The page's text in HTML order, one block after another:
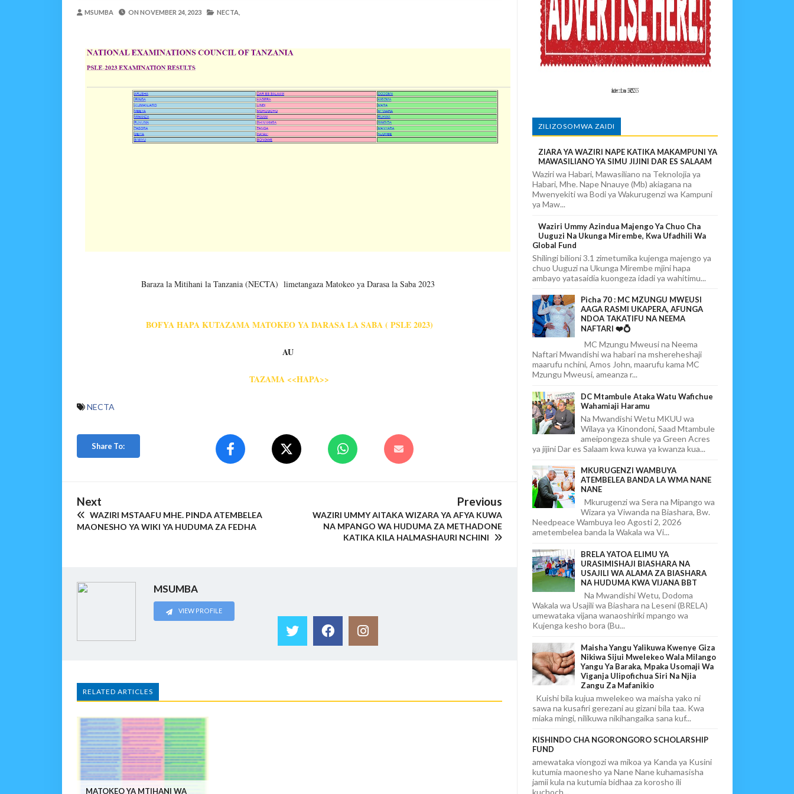
MRADI WA KITUO CHA KUONGEZA MSUKUMO WA MAFUTA (PS3) MULEBA WAFIKIA ASILIMIA 88
Alex Sonna-Aug 07 2026
LONDO AITAKA FCC KUWAFIKIA WANANCHI WENGI ZAIDI KUCHOCHEA THAMANI YA MAZAO
BOT YAZINDUA KIELELEZO CHA FAIDA REJEA YA DHAMANA ZA SERIKALI KUBORESHA UWEKEZAJI
OSCAR ASSENGA-Aug 07 2026
TBS YASISITIZA UBORA WA BIDHAA KUWA CHACHU YA BIASHARA NA ULINZI WA MLAJI
Alex Sonna-Aug 07 2026
MSUMBA ON NOVEMBER 24, 2023 NECTA,
Baraza la Mitihani la Tanzania (NECTA) limetangaza Matokeo ya Darasa la Saba 2023
BOFYA HAPA KUTAZAMA MATOKEO YA DARASA LA SABA ( PSLE 2023)
AU
TAZAMA <<HAPA>>
NECTA
Share To:
Next
WAZIRI MSTAAFU MHE. PINDA ATEMBELEA
MAONESHO YA WIKI YA HUDUMA ZA FEDHA
Previous
WAZIRI UMMY AITAKA WIZARA YA AFYA KUWA
NA MPANGO WA HUDUMA ZA METHADONE
KATIKA KILA HALMASHAURI NCHINI
MSUMBA
VIEW PROFILE
RELATED ARTICLES
MATOKEO YA MTIHANI WA
ZILIZOSOMWA ZAIDI
ZIARA YA WAZIRI NAPE KATIKA MAKAMPUNI YA
MAWASILIANO YA SIMU JIJINI DAR ES SALAAM
Waziri wa Habari, Mawasiliano na Teknolojia ya
Habari, Mhe. Nape Nnauye (Mb) akiagana na
Mwenyekiti wa Bodi ya Wakurugenzi wa Kampuni
ya Maw...
Waziri Ummy Azindua Majengo Ya Chuo Cha
Uuguzi Na Ukunga Mirembe, Kwa Ufadhili Wa
Global Fund
Shilingi bilioni 3.1 zimetumika kujenga majengo ya
chuo Uuguzi na Ukunga Mirembe mjini hapa
ambayo yatasaidia kuongeza idadi ya wahitimu...
Picha 70 : MC MZUNGU MWEUSI
AAGA RASMI UKAPERA, AFUNGA
NDOA TAKATIFU NA NEEMA
NAFTARI ❤️💍
MC Mzungu Mweusi na Neema
Naftari Mwandishi wa habari na mshereheshaji
maarufu nchini, Amos John, maarufu kama MC
Mzungu Mweusi, ameanza r...
DC Mtambule Ataka Watu Wafichue
Wahamiaji Haramu
Na Mwandishi Wetu MKUU wa
Wilaya ya Kinondoni, Saad Mtambule
ameipongeza shule ya Green Acres
ya jijini Dar es Salaam kwa kuwa ya kwanza kua...
MKURUGENZI WAMBUYA
ATEMBELEA BANDA LA WMA NANE
NANE
Mkurugenzi wa Sera na Mipango wa
Wizara ya Viwanda na Biashara, Bw.
Needpeace Wambuya leo Agosti 2, 2026
ametembelea banda la Wakala wa Vi...
BRELA YATOA ELIMU YA
URASIMISHAJI BIASHARA NA
USAJILI WA ALAMA ZA BIASHARA
NA HUDUMA KWA VIJANA BBT
Na Mwandishi Wetu, Dodoma
Wakala wa Usajili wa Biashara na Leseni (BRELA)
umewataka vijana wanaoshiriki mpango wa
Kujenga kesho bora (Bu...
Maisha Yangu Yalikuwa Kwenye Giza
Nikiwa Sijui Mwelekeo Wala Milango
Yangu Ya Baraka, Mpaka Usomaji Wa
Viganja Ulipofichua Siri Na Njia
Zangu Za Mafanikio
Kuishi bila kujua mwelekeo wa maisha yako ni
sawa na kusafiri gerezani au gizani bila taa. Kwa
miaka mingi, nilikuwa nikihangaika sana kuf...
KISHINDO CHA NGORONGORO SCHOLARSHIP
FUND
amewataka viongozi wa mikoa ya Kanda ya Kusini
kutumia maonesho ya Nane Nane kuhamasisha
jamii kula na kutumia bidhaa za korosho ili